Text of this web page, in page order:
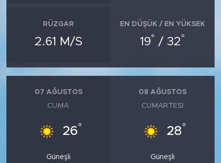
RÜZGAR
2.61 M/S
EN DÜŞÜK / EN YÜKSEK
19° / 32°
07 AĞUSTOS
CUMA
26°
Güneşli
08 AĞUSTOS
CUMARTESI
28°
Güneşli